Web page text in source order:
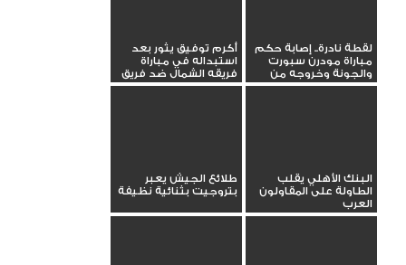
لقطة نادرة.. إصابة حكم
مباراة مودرن سبورت
والجونة وخروجه من
الملعب
أكرم توفيق يثور بعد
استبداله في مباراة
فريقه الشمال ضد فريق
قطر
البنك الأهلي يقلب
الطاولة على المقاولون
العرب
طلائع الجيش يعبر
بتروجيت بثنائية نظيفة